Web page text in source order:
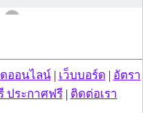
ออนไลน์| เว็บบอร์ด
อัตรา
ประกาศฟรี| ติดต่อเรา